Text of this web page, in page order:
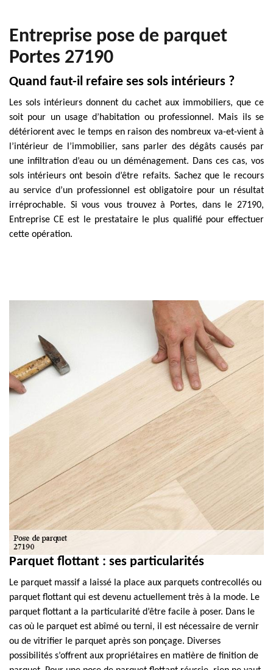
Entreprise pose de parquet
Portes 27190
Quand faut-il refaire ses sols intérieurs ?
Les sols intérieurs donnent du cachet aux immobiliers, que ce
soit pour un usage d’habitation ou professionnel. Mais ils se
détériorent avec le temps en raison des nombreux va-et-vient à
l’intérieur de l’immobilier, sans parler des dégâts causés par
une infiltration d’eau ou un déménagement. Dans ces cas, vos
sols intérieurs ont besoin d’être refaits. Sachez que le recours
au service d’un professionnel est obligatoire pour un résultat
irréprochable. Si vous vous trouvez à Portes, dans le 27190,
Entreprise CE est le prestataire le plus qualifié pour effectuer
cette opération.
Parquet flottant : ses particularités
Le parquet massif a laissé la place aux parquets contrecollés ou
parquet flottant qui est devenu actuellement très à la mode. Le
parquet flottant a la particularité d’être facile à poser. Dans le
cas où le parquet est abîmé ou terni, il est nécessaire de vernir
ou de vitrifier le parquet après son ponçage. Diverses
possibilités s’offrent aux propriétaires en matière de finition de